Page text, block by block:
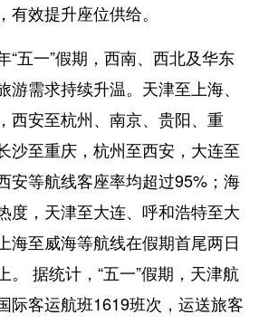
效提升座位供给。
一”假期，西南、西北及华东
游需求持续升温。天津至上海、
西安至杭州、南京、贵阳、重
沙至重庆，杭州至西安，大连至
安等航线客座率均超过95%；海
度，天津至大连、呼和浩特至大
海至威海等航线在假期首尾两日
。 据统计，“五一”假期，天津航
际客运航班1619班次，运送旅客